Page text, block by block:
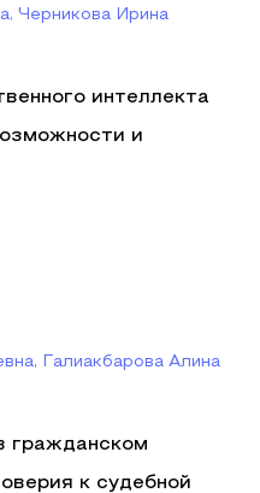
Черникова Ирина
интеллекта
и
Галиакбарова Алина
гражданском
к судебной